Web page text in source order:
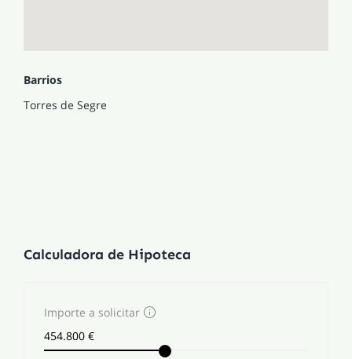
Barrios
Torres de Segre
Calculadora de Hipoteca
Importe a solicitar